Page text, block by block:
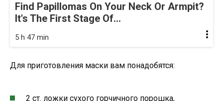
Find Papillomas On Your Neck Or Armpit?
It's The First Stage Of...
5 h 47 min
Для приготовления маски вам понадобятся:
2 ст. ложки сухого горчичного порошка,